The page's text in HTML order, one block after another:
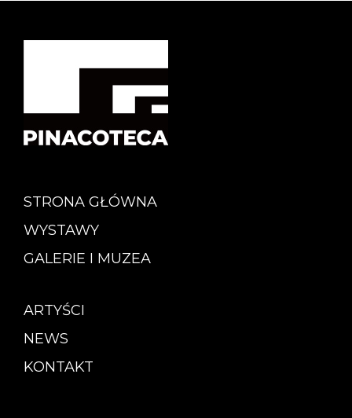
STRONA GŁÓWNA
WYSTAWY
GALERIE I MUZEA
ARTYŚCI
NEWS
KONTAKT